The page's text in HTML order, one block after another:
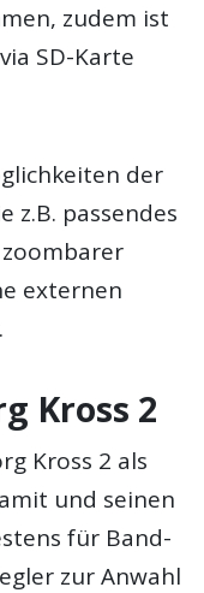
zudem ist
SD-Karte
der
z.B. passendes
externen
Kross 2
Kross 2 als
und seinen
für Band-
zur Anwahl